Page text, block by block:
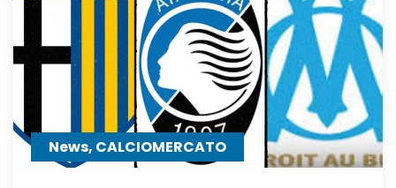
a
centrocampo
News, CALCIOMERCATO